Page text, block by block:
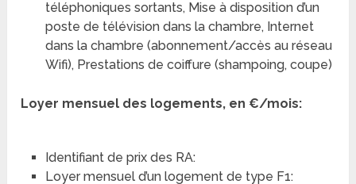
téléphoniques sortants, Mise à disposition d’un
poste de télévision dans la chambre, Internet
dans la chambre (abonnement/accès au réseau
Wifi), Prestations de coiffure (shampoing, coupe)
Loyer mensuel des logements, en €/mois:
Identifiant de prix des RA:
Loyer mensuel d’un logement de type F1: